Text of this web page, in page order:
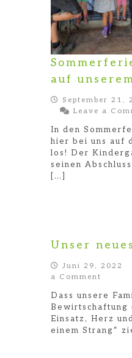
auf
September 21,
Leave a
In den
hier bei uns auf
los! Der
seinen
[…]
Unser
Juni 29, 2022
a Comment
neues
Logo
Dass unsere
Bewirtschaftung
Einsatz, Herz
einem Strang“